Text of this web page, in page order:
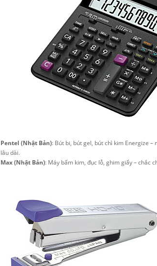
Pentel (Nhật Bản): Bút bi, bút gel, bút chì kim Energize
lâu dài.
Max (Nhật Bản): Máy bấm kim, đục lỗ, ghim giấy – chắc